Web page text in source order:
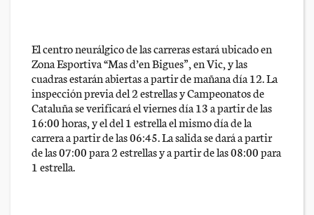
El centro neurálgico de las carreras estará ubicado en
Zona Esportiva “Mas d’en Bigues”, en Vic, y las
cuadras estarán abiertas a partir de mañana día 12. La
inspección previa del 2 estrellas y Campeonatos de
Cataluña se verificará el viernes día 13 a partir de las
16:00 horas, y el del 1 estrella el mismo día de la
carrera a partir de las 06:45. La salida se dará a partir
de las 07:00 para 2 estrellas y a partir de las 08:00 para
1 estrella.